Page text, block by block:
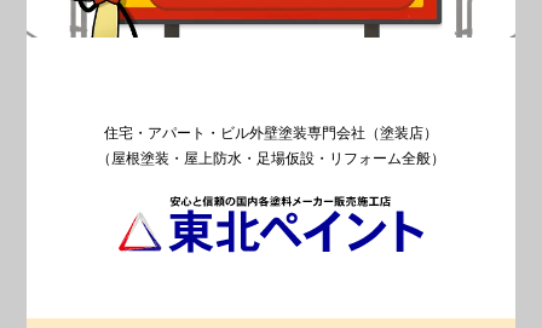
住宅・アパート・ビル外壁塗装専門会社（塗装店）
（屋根塗装・屋上防水・足場仮設・リフォーム全般）